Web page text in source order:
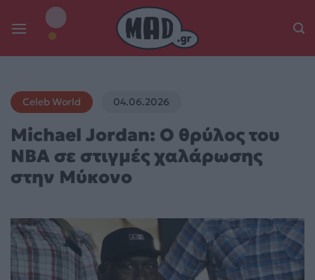
Celeb World 04.06.2026
Michael Jordan: Ο θρύλος του
NBA σε στιγμές χαλάρωσης
στην Μύκονο